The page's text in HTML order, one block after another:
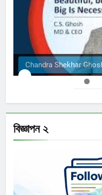
Chandra Shekhar Ghosh,
বিজ্ঞাপন ২